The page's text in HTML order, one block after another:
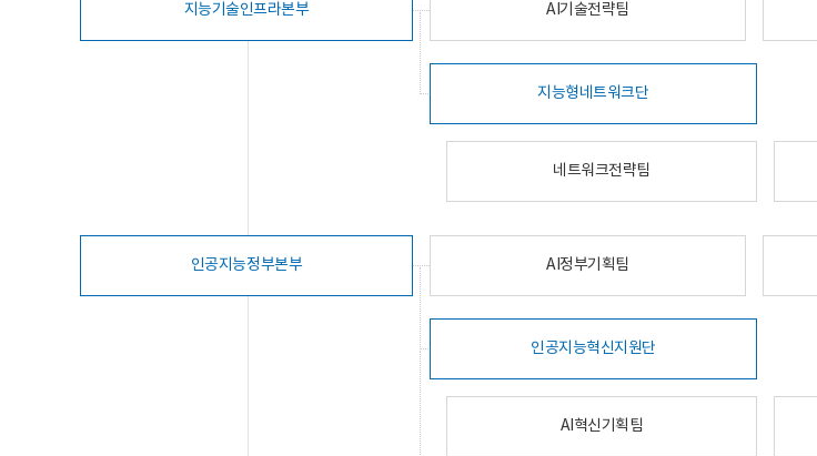
지능기술인프라본부 AI기술전략팀
지능형네트워크단
네트워크전략팀
인공지능정부본부 AI정부기획팀
인공지능혁신지원단
AI혁신기획팀